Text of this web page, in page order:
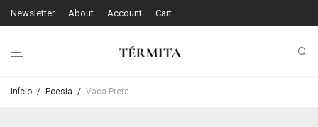
Newsletter About Account Cart
Início / Poesia / Vaca Preta